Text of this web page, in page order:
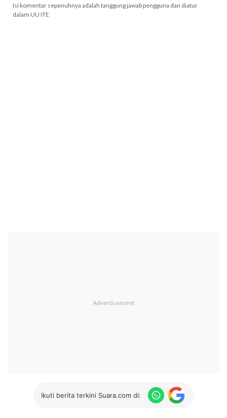
Isi komentar sepenuhnya adalah tanggung jawab pengguna dan diatur
dalam UU ITE
Ikuti berita terkini Suara.com di: